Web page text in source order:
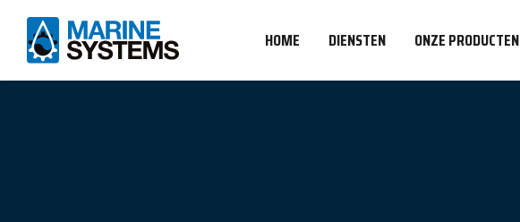
HOME DIENSTEN ONZE PRODUCTEN